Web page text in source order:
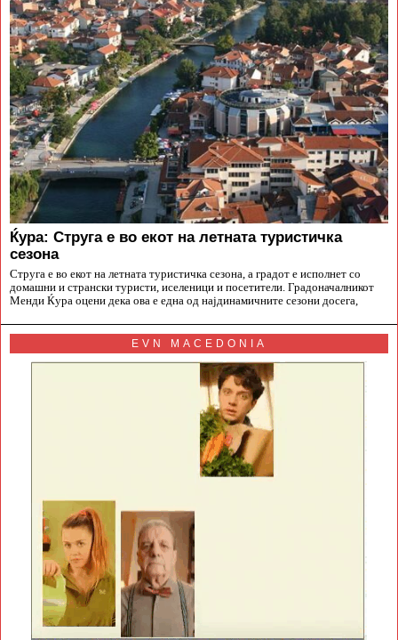
Ќура: Струга е во екот на летната туристичка
сезона
Струга е во екот на летната туристичка сезона, а градот е исполнет со
домашни и странски туристи, иселеници и посетители. Градоначалникот
Менди Ќура оцени дека ова е една од најдинамичните сезони досега,
EVN MACEDONIA